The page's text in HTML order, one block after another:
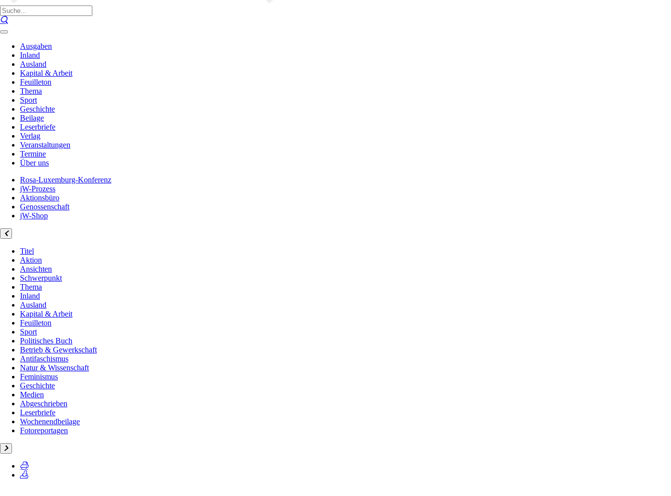
Ausgaben
Inland
Ausland
Kapital & Arbeit
Feuilleton
Thema
Sport
Geschichte
Beilage
Leserbriefe
Verlag
Veranstaltungen
Termine
Über uns
Rosa-Luxemburg-Konferenz
jW-Prozess
Aktionsbüro
Genossenschaft
jW-Shop
Titel
Aktion
Ansichten
Schwerpunkt
Thema
Inland
Ausland
Kapital & Arbeit
Feuilleton
Sport
Politisches Buch
Betrieb & Gewerkschaft
Antifaschismus
Natur & Wissenschaft
Feminismus
Geschichte
Medien
Abgeschrieben
Leserbriefe
Wochenendbeilage
Fotoreportagen